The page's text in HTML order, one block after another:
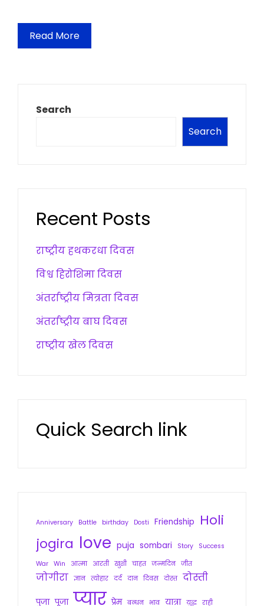
Read More
Search
Search
Recent Posts
राष्ट्रीय हथकरधा दिवस
विश्व हिरोशिमा दिवस
अंतर्राष्ट्रीय मित्रता दिवस
अंतर्राष्ट्रीय बाघ दिवस
राष्ट्रीय खेल दिवस
Quick Search link
Anniversary Battle birthday Dosti Friendship
Holi
jogira love puja sombari Story
Success
War Win आत्मा आरती खुशी चाहत जन्मदिन जीत
जोगीरा ज्ञान त्योहार दर्द दान दिवस दोस्त दोस्ती
पुजा पूजा प्यार प्रेम बन्धन भाव यात्रा युद्ध राही